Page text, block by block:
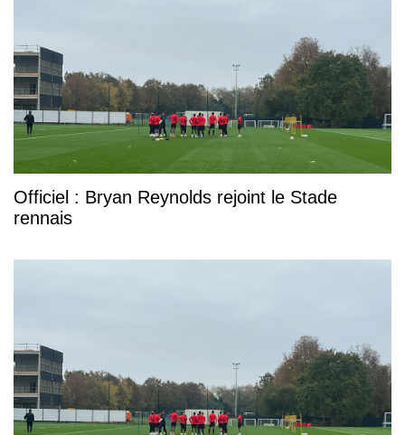
Officiel : Bryan Reynolds rejoint le Stade
rennais